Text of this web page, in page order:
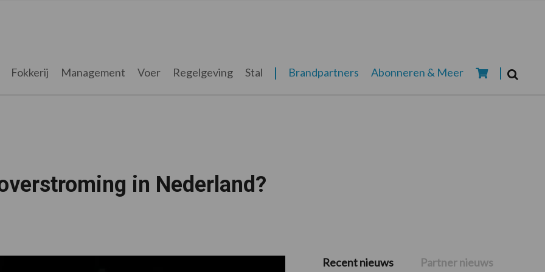
Fokkerij Management Voer Regelgeving Stal Brandpartners Abonneren & Meer
in Nederland?
Primaire
Recent nieuws Partner nieuws